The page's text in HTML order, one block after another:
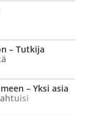
– Tutkija
– Yksi asia